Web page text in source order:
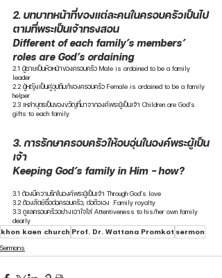
2. บทบาทหน้าที่ของแต่ละคนในครอบครัวเป็นไป
ตามที่พระเป็นเจ้าทรงสอน
Different of each family’s members’
roles are God’s ordaining
2.1 ผู้ชายเป็นหัวหน้าของครอบครัว Male is ordained to be a family
leader
2.2 ผู้หญิงเป็นคู่อุปถัมภ์ของครอบครัว Female is ordained to be a family
helper
2.3 เหล่าบุตรเป็นของขวัญที่มาจากองค์พระผู้เป็นเจ้า Children are God’s
gifts to each family
3. การรักษาครอบครัวให้อบอุ่นในองค์พระผู้เป็น
เจ้า
Keeping God’s family in Him - how?
3.1 ต้องมีความรักในองค์พระผู้เป็นเจ้า Through God’s love
3.2 ต้องสัตย์ซื่อต่อครอบครัว, ต่อตัวเอง  Family royalty
3.3 ดูแลครอบครัวอย่างเอาใจใส่ Attentiveness to his/her own family
dearly
khon kaen church Prof. Dr. Wattana Promkot sermon
Sermons